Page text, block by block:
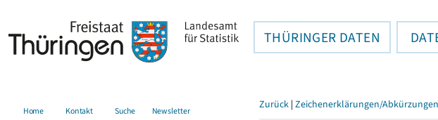
THÜRINGER DATEN
Home Kontakt Suche Newsletter Zurück | Zeichenerklärungen/Abkürzungen